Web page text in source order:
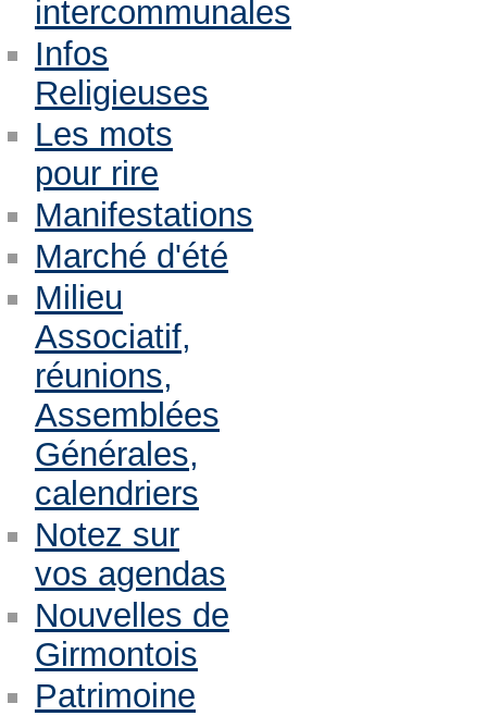
intercommunales
Infos
Religieuses
Les mots
pour rire
Manifestations
Marché d'été
Milieu
Associatif,
réunions,
Assemblées
Générales,
calendriers
Notez sur
vos agendas
Nouvelles de
Girmontois
Patrimoine